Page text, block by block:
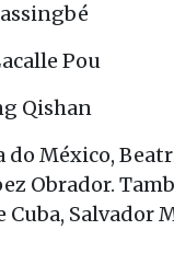
Pou
Qishan
México,
Obrador.
Cuba, Salvador